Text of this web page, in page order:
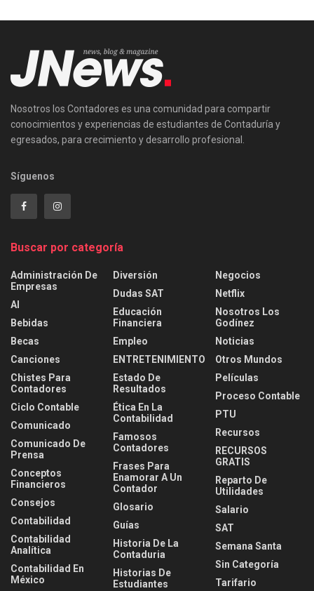
Nosotros los Contadores es una comunidad para compartir
conocimientos y experiencias de estudiantes de Contaduría y
egresados, para crecimiento y desarrollo profesional.
Síguenos
Buscar por categoría
Administración De
Empresas
AI
Bebidas
Becas
Canciones
Chistes Para
Contadores
Ciclo Contable
Comunicado
Comunicado De
Prensa
Conceptos
Financieros
Consejos
Contabilidad
Contabilidad
Analítica
Contabilidad En
México
Diversión
Dudas SAT
Educación
Financiera
Empleo
ENTRETENIMIENTO
Estado De
Resultados
Ética En La
Contabilidad
Famosos
Contadores
Frases Para
Enamorar A Un
Contador
Glosario
Guías
Historia De La
Contaduria
Historias De
Estudiantes
Negocios
Netflix
Nosotros Los
Godínez
Noticias
Otros Mundos
Películas
Proceso Contable
PTU
Recursos
RECURSOS
GRATIS
Reparto De
Utilidades
Salario
SAT
Semana Santa
Sin Categoría
Tarifario